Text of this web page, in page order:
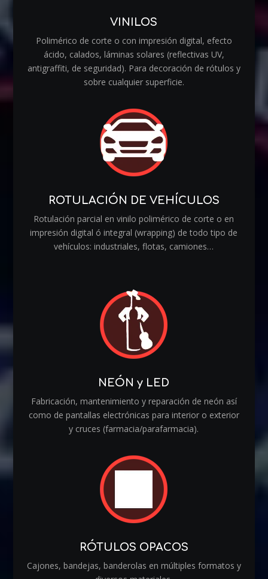
VINILOS
Polimérico de corte o con impresión digital, efecto
ácido, calados, láminas solares (reflectivas UV,
antigraffiti, de seguridad). Para decoración de rótulos y
sobre cualquier superficie.
ROTULACIÓN DE VEHÍCULOS
Rotulación parcial en vinilo polimérico de corte o en
impresión digital ó integral (wrapping) de todo tipo de
vehículos: industriales, flotas, camiones…
NEÓN y LED
Fabricación, mantenimiento y reparación de neón así
como de pantallas electrónicas para interior o exterior
y cruces (farmacia/parafarmacia).
RÓTULOS OPACOS
Cajones, bandejas, banderolas en múltiples formatos y